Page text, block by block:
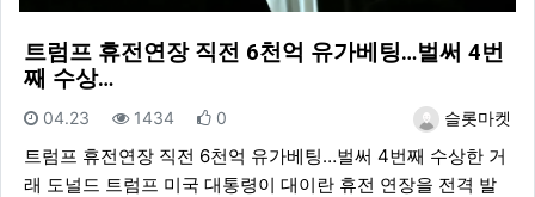
트럼프 휴전연장 직전 6천억 유가베팅…벌써 4번
째 수상…
등록자슬롯마켓
등록일
04.23 조회
1434 추천
0
트럼프 휴전연장 직전 6천억 유가베팅…벌써 4번째 수상한 거
래 도널드 트럼프 미국 대통령이 대이란 휴전 연장을 전격 발